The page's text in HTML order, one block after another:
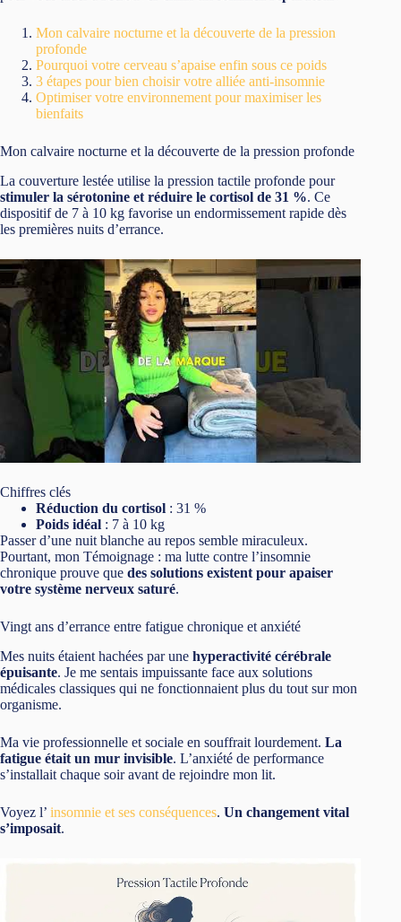
Mon calvaire nocturne et la découverte de la pression
profonde
Pourquoi votre cerveau s’apaise enfin sous ce poids
3 étapes pour bien choisir votre alliée anti-insomnie
Optimiser votre environnement pour maximiser les
bienfaits
Mon calvaire nocturne et la découverte de la pression profonde
La couverture lestée utilise la pression tactile profonde pour
stimuler la sérotonine et réduire le cortisol de 31 %. Ce
dispositif de 7 à 10 kg favorise un endormissement rapide dès
les premières nuits d’errance.
Chiffres clés
Réduction du cortisol : 31 %
Poids idéal : 7 à 10 kg
Passer d’une nuit blanche au repos semble miraculeux.
Pourtant, mon Témoignage : ma lutte contre l’insomnie
chronique prouve que des solutions existent pour apaiser
votre système nerveux saturé.
Vingt ans d’errance entre fatigue chronique et anxiété
Mes nuits étaient hachées par une hyperactivité cérébrale
épuisante. Je me sentais impuissante face aux solutions
médicales classiques qui ne fonctionnaient plus du tout sur mon
organisme.
Ma vie professionnelle et sociale en souffrait lourdement. La
fatigue était un mur invisible. L’anxiété de performance
s’installait chaque soir avant de rejoindre mon lit.
Voyez l’ insomnie et ses conséquences. Un changement vital
s’imposait.